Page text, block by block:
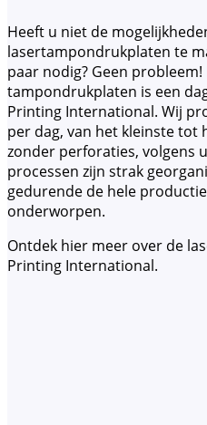
Heeft u niet de
lasertampondrukplaten te
paar nodig? Geen probleem!
tampondrukplaten is een
Printing International. Wij
per dag, van het kleinste
zonder perforaties, volgens
processen zijn strak
gedurende de hele
onderworpen.
Ontdek hier meer over de
Printing International.